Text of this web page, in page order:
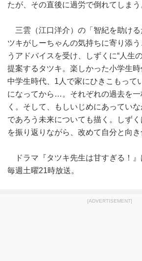
たが、その直後に過労で倒れてしまう
三雲（江口洋介）の「智紀を助ける
ツキがしーちゃんの気持ちに寄り添
うアドバイスを受け、しずくに“人生
提案するタツキ。楽しかった小学生
中学生時代、1人で家にひきこもって
になってから…。それぞれの過去を
く。そして、もしいじめにあってい
であろう未来についても描く。しず
を振り返りながら、改めて自分と向
ドラマ『タツキ先生は甘すぎる！』
毎週土曜21時放送。
[ADVERTISEMENT]